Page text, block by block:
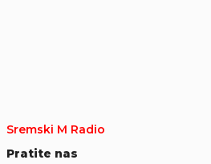
Sremski M Radio
Pratite nas